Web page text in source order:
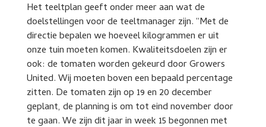
Het teeltplan geeft onder meer aan wat de
doelstellingen voor de teeltmanager zijn. “Met de
directie bepalen we hoeveel kilogrammen er uit
onze tuin moeten komen. Kwaliteitsdoelen zijn er
ook: de tomaten worden gekeurd door Growers
United. Wij moeten boven een bepaald percentage
zitten. De tomaten zijn op 19 en 20 december
geplant, de planning is om tot eind november door
te gaan. We zijn dit jaar in week 15 begonnen met